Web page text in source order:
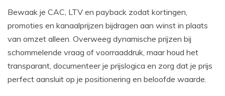
Bewaak je CAC, LTV en payback zodat kortingen,
promoties en kanaalprijzen bijdragen aan winst in plaats
van omzet alleen. Overweeg dynamische prijzen bij
schommelende vraag of voorraaddruk, maar houd het
transparant, documenteer je prijslogica en zorg dat je prijs
perfect aansluit op je positionering en beloofde waarde.